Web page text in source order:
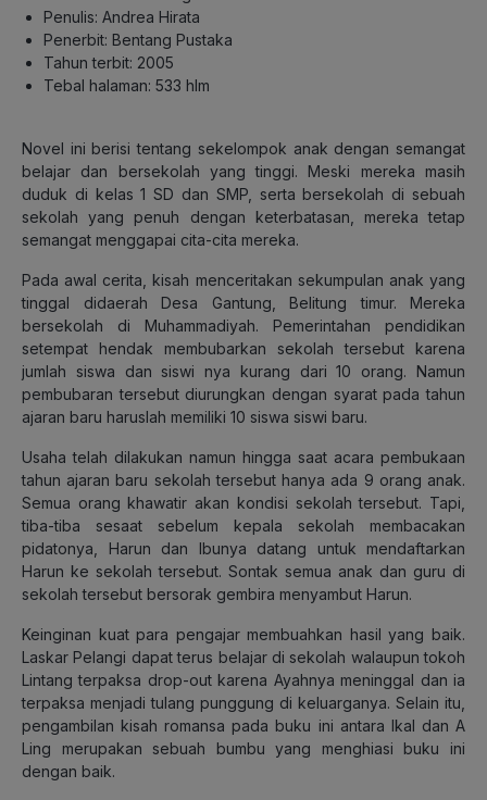
Penulis: Andrea Hirata
Penerbit: Bentang Pustaka
Tahun terbit: 2005
Tebal halaman: 533 hlm
Novel ini berisi tentang sekelompok anak dengan semangat
belajar dan bersekolah yang tinggi. Meski mereka masih
duduk di kelas 1 SD dan SMP, serta bersekolah di sebuah
sekolah yang penuh dengan keterbatasan, mereka tetap
semangat menggapai cita-cita mereka.
Pada awal cerita, kisah menceritakan sekumpulan anak yang
tinggal didaerah Desa Gantung, Belitung timur. Mereka
bersekolah di Muhammadiyah. Pemerintahan pendidikan
setempat hendak membubarkan sekolah tersebut karena
jumlah siswa dan siswi nya kurang dari 10 orang. Namun
pembubaran tersebut diurungkan dengan syarat pada tahun
ajaran baru haruslah memiliki 10 siswa siswi baru.
Usaha telah dilakukan namun hingga saat acara pembukaan
tahun ajaran baru sekolah tersebut hanya ada 9 orang anak.
Semua orang khawatir akan kondisi sekolah tersebut. Tapi,
tiba-tiba sesaat sebelum kepala sekolah membacakan
pidatonya, Harun dan Ibunya datang untuk mendaftarkan
Harun ke sekolah tersebut. Sontak semua anak dan guru di
sekolah tersebut bersorak gembira menyambut Harun.
Keinginan kuat para pengajar membuahkan hasil yang baik.
Laskar Pelangi dapat terus belajar di sekolah walaupun tokoh
Lintang terpaksa drop-out karena Ayahnya meninggal dan ia
terpaksa menjadi tulang punggung di keluarganya. Selain itu,
pengambilan kisah romansa pada buku ini antara Ikal dan A
Ling merupakan sebuah bumbu yang menghiasi buku ini
dengan baik.